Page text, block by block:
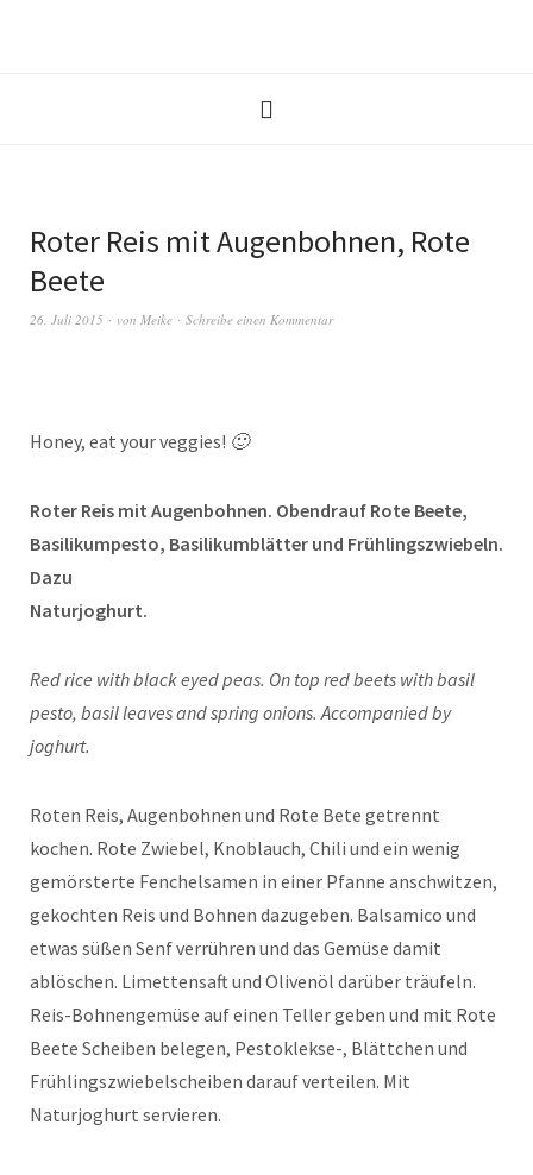
Roter Reis mit Augenbohnen, Rote
Beete
26. Juli 2015 von Meike Schreibe einen Kommentar
Honey, eat your veggies! 🙂
Roter Reis mit Augenbohnen. Obendrauf Rote Beete,
Basilikumpesto, Basilikumblätter und Frühlingszwiebeln.
Dazu
Naturjoghurt.
Red rice with black eyed peas. On top red beets with basil
pesto, basil leaves and spring onions. Accompanied by
joghurt.
Roten Reis, Augenbohnen und Rote Bete getrennt
kochen. Rote Zwiebel, Knoblauch, Chili und ein wenig
gemörsterte Fenchelsamen in einer Pfanne anschwitzen,
gekochten Reis und Bohnen dazugeben. Balsamico und
etwas süßen Senf verrühren und das Gemüse damit
ablöschen. Limettensaft und Olivenöl darüber träufeln.
Reis-Bohnengemüse auf einen Teller geben und mit Rote
Beete Scheiben belegen, Pestoklekse-, Blättchen und
Frühlingszwiebelscheiben darauf verteilen. Mit
Naturjoghurt servieren.